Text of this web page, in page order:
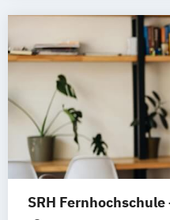
Strategic Marketing
SRH